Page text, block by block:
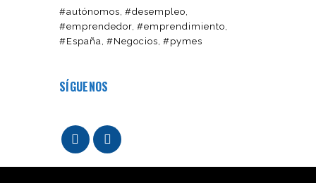
#autónomos #desempleo
#emprendedor #emprendimiento
#España #Negocios #pymes
SÍGUENOS